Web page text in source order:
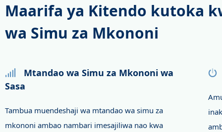
Maarifa ya Kitendo kutoka
wa Simu za Mkononi
Mtandao wa Simu za Mkononi wa
Sasa
Tambua muendeshaji wa mtandao wa simu za
mkononi ambao nambari imesajiliwa nao kwa